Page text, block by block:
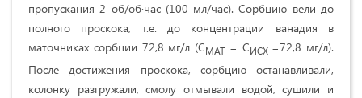
пропускания 2 об/об∙час (100 мл/час). Сорбцию вели до
полного проскока, т.е. до концентрации ванадия в
маточниках сорбции 72,8 мг/л (СМАТ = СИСХ =72,8 мг/л).
После достижения проскока, сорбцию останавливали,
колонку разгружали, смолу отмывали водой, сушили и